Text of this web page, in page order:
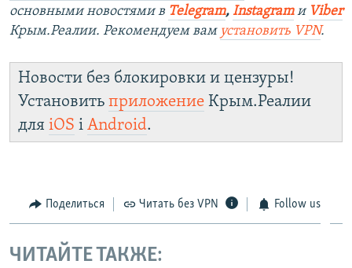
основными новостями в Telegram, Instagramи Viber
Крым.Реалии. Рекомендуем вам установить VPN.
Новости без блокировки и цензуры!
Установить приложение Крым.Реалии
для iOS і Android.
Поделиться Читать без VPN Follow us
ЧИТАЙТЕ ТАКЖЕ: